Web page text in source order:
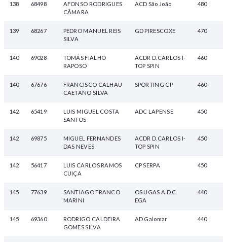
138 68498
AFONSO RODRIGUES
CÂMARA
ACD São João 480
139 68267
PEDRO MANUEL REIS
SILVA
GD PIRESCOXE 470
140 69028
TOMÁS FIALHO
RAPOSO
ACDR D.CARLOS I-
TOP SPIN
460
140 67676
FRANCISCO CALHAU
CAETANO SILVA
SPORTING CP 460
142 65419
LUIS MIGUEL COSTA
SANTOS
ADC LAPENSE 450
142 69875
MIGUEL FERNANDES
DAS NEVES
ACDR D.CARLOS I-
TOP SPIN
450
142 56417
LUIS CARLOS RAMOS
CUIÇA
CP SERPA 450
145 77639
SANTIAGO FRANCO
MARINI
OS UGAS A.D.C.
EGA
440
145 69360
RODRIGO CALDEIRA
GOMES SILVA
AD Galomar 440